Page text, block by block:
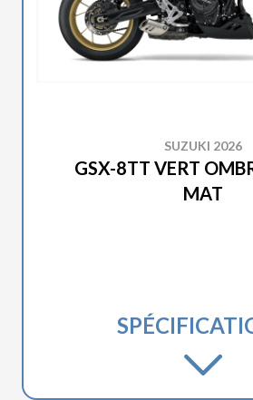
SUZUKI 2026
GSX-8TT VERT
MAT